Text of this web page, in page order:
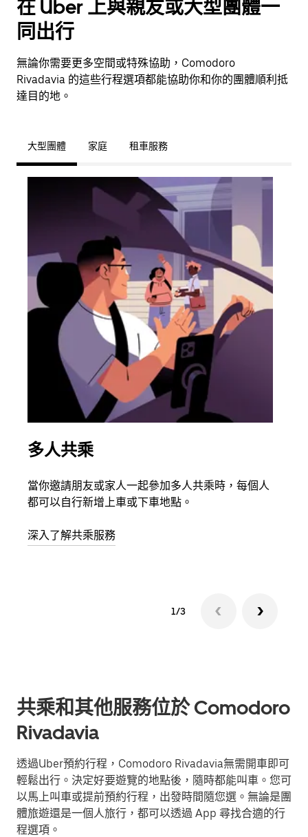
在 Uber 上與親友或大型團體一
同出行
無論你需要更多空間或特殊協助，Comodoro
Rivadavia 的這些行程選項都能協助你和你的團體順利抵
達目的地。
大型團體 家庭 租車服務
多人共乘
當你邀請朋友或家人一起參加多人共乘時，每個人
都可以自行新增上車或下車地點。
深入了解共乘服務
1/3
共乘和其他服務位於 Comodoro
Rivadavia
透過Uber預約行程，Comodoro Rivadavia無需開車即可
輕鬆出行。決定好要遊覽的地點後，隨時都能叫車。您可
以馬上叫車或提前預約行程，出發時間隨您選。無論是團
體旅遊還是一個人旅行，都可以透過 App 尋找合適的行
程選項。